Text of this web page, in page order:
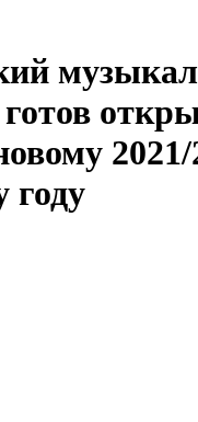
2021/
году